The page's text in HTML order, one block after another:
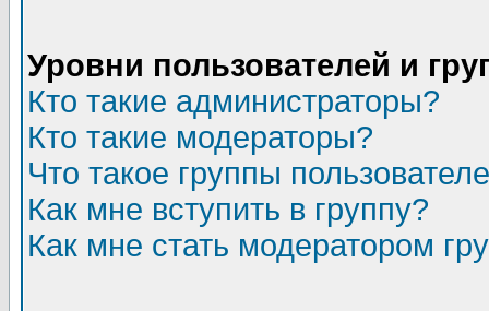
Уровни пользователей и
Кто такие администраторы?
Кто такие модераторы?
Что такое группы
Как мне вступить в группу?
Как мне стать модератором